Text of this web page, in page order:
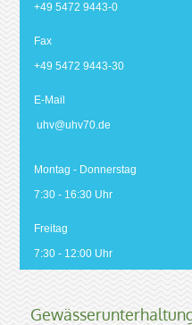
+49 5472 9443-0
Fax
+49 5472 9443-30
E-Mail
uhv@uhv70.de
Montag - Donnerstag
7:30 - 16:30 Uhr
Freitag
7:30 - 12:00 Uhr